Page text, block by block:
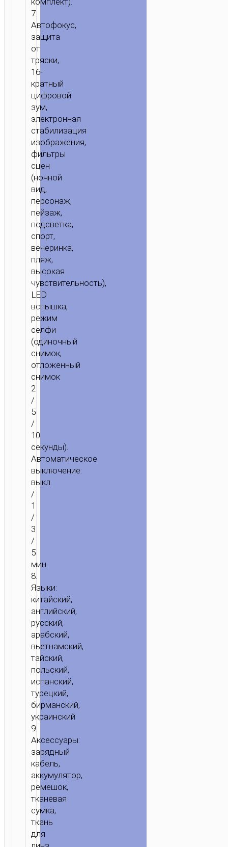
7.
Автофокус,
защита
от
тряски,
16-
кратный
цифровой
зум,
электронная
стабилизация
изображения,
фильтры
сцен
(ночной
вид,
персонаж,
пейзаж,
подсветка,
спорт,
вечеринка,
пляж,
высокая
чувствительность),
LED
вспышка,
режим
селфи
(одиночный
снимок,
отложенный
снимок
2
/
5
/
10
секунды).
Автоматическое
выключение:
выкл.
/
1
/
3
/
5
мин.
8.
Языки:
китайский,
английский,
русский,
арабский,
вьетнамский,
тайский,
польский,
испанский,
турецкий,
бирманский,
украинский
9.
Аксессуары:
зарядный
кабель,
аккумулятор,
ремешок,
тканевая
сумка,
ткань
для